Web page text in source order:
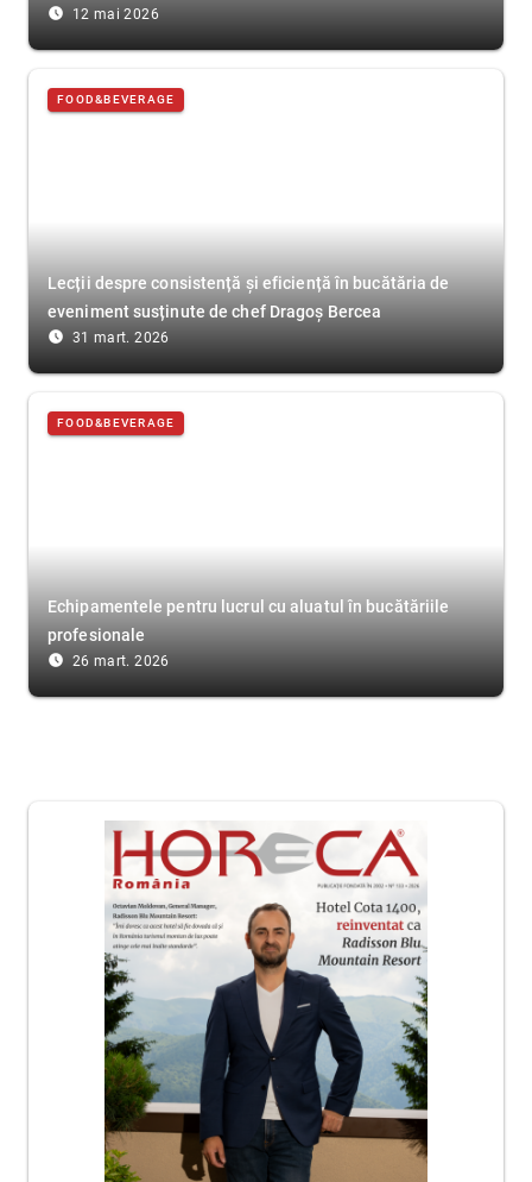
access_time_filled 12 mai 2026
FOOD&BEVERAGE
Lecții despre consistență și eficiență în bucătăria de
eveniment susținute de chef Dragoș Bercea
access_time_filled 31 mart. 2026
FOOD&BEVERAGE
Echipamentele pentru lucrul cu aluatul în bucătăriile
profesionale
access_time_filled 26 mart. 2026